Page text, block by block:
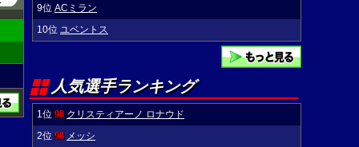
9位 ACミラン
10位 ユベントス
人気選手ランキング
1位98 クリスティアーノ ロナウド
2位98 メッシ